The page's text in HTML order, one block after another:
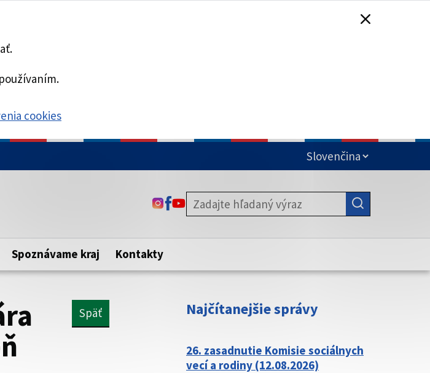
cookies
Táto stránka je zabezpečená
zabezpečenú webovú stránku. Zabezpečená stránka vždy začína
https:// pred názvom domény webového sídla.
ODKAZ SA OTVORÍ NA NOVEJ KARTE
ODKAZ SA OTVORÍ NA NOVEJ KARTE
ODKAZ SA OTVORÍ NA NOVEJ KARTE
Spoznávame kraj Kontakty
Späť Najčítanejšie správy
26. zasadnutie Komisie sociálnych
vecí a rodiny (12.08.2026)